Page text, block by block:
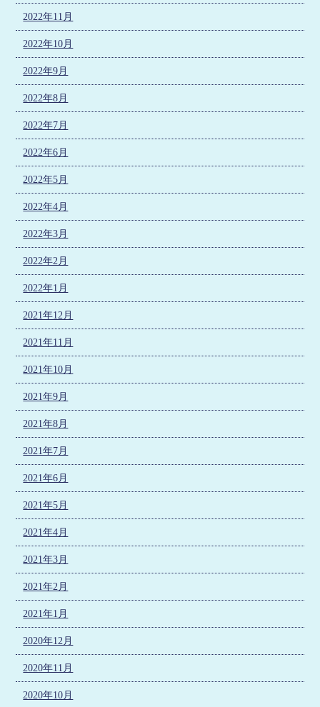
2022年11月
2022年10月
2022年9月
2022年8月
2022年7月
2022年6月
2022年5月
2022年4月
2022年3月
2022年2月
2022年1月
2021年12月
2021年11月
2021年10月
2021年9月
2021年8月
2021年7月
2021年6月
2021年5月
2021年4月
2021年3月
2021年2月
2021年1月
2020年12月
2020年11月
2020年10月